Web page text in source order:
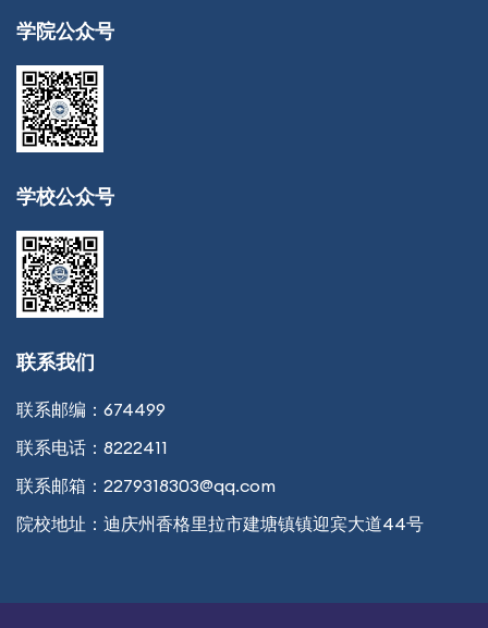
学院公众号
学校公众号
联系我们
联系邮编： 674499
联系电话： 8222411
联系邮箱： 2279318303@qq.com
院校地址： 迪庆州香格里拉市建塘镇镇迎宾大道44号